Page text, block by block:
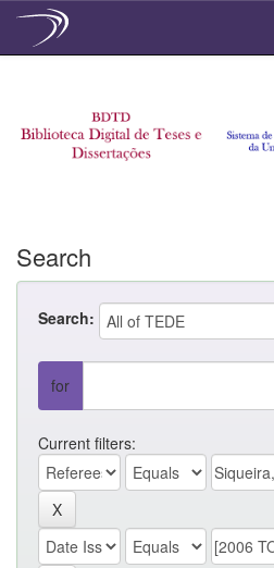
Search
Search:
for
Current filters: